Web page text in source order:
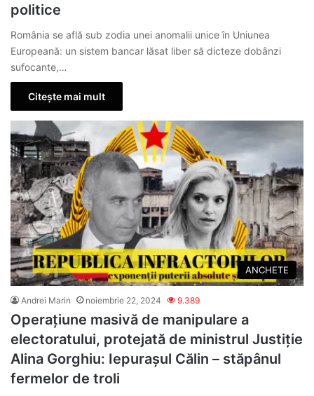
politice
România se află sub zodia unei anomalii unice în Uniunea
Europeană: un sistem bancar lăsat liber să dicteze dobânzi
sufocante,…
Citește mai mult
ANCHETE
Andrei Marin noiembrie 22, 2024 9.389
Operațiune masivă de manipulare a
electoratului, protejată de ministrul Justiție
Alina Gorghiu: Iepurașul Călin – stăpânul
fermelor de troli